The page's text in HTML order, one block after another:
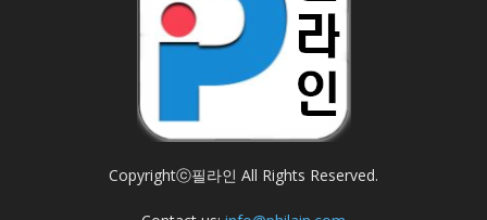
Copyrightⓒ필라인 All Rights Reserved.